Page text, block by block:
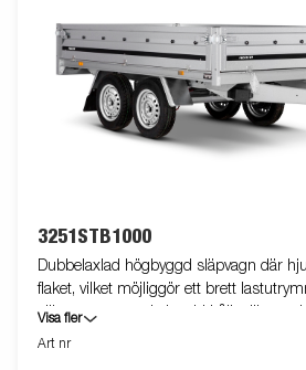
3251STB1000
Dubbelaxlad högbyggd släpvagn där
flaket, vilket möjliggör ett brett
släpvagnens totala bredd hålls till ett
uppfällbara fram- och bakpaneler. Vi
Visa fler
Art nr